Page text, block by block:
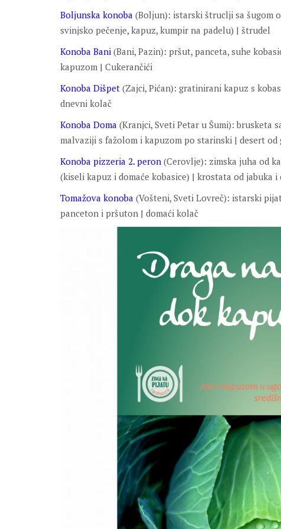
Boljunska konoba (Boljun): istarski štruclji sa šugom
svinjsko pečenje, kapuz, kumpir na padelu) | štrudel
Konoba Bani (Bani, Pazin): pršut, panceta, suhe
kapuzom | Cukerančići
Konoba Dišpet (Zajci, Pićan): gratinirani kapuz s
dnevni kolač
Konoba Doma (Kranjci, Sveti Petar u Šumi): brusketa
malvaziji s fažolom i kapuzom po starinski | desert od
Konoba pizzeria 2. peron (Cerovlje): zimska juha od
(kiseli kapuz i domaće kobasice) | krostata od jabuka i
Tomažova konoba (Vošteni, Sveti Lovreč): istarski
panceton i pršuton | domaći kolač